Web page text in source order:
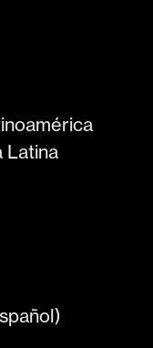
Latina